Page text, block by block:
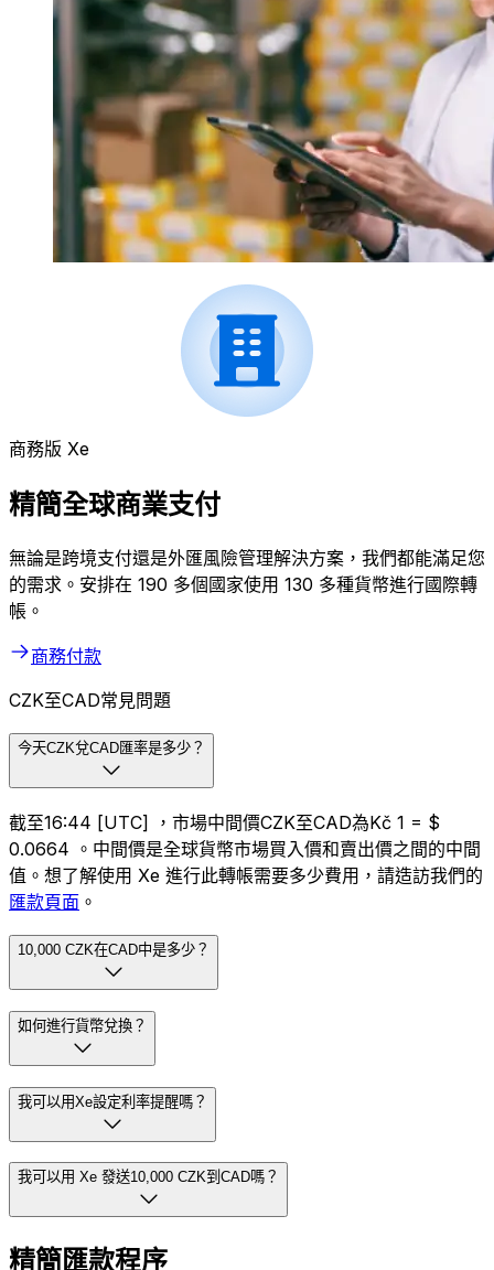
商務版 Xe
精簡全球商業支付
無論是跨境支付還是外匯風險管理解決方案，我們都能滿足您
的需求。安排在 190 多個國家使用 130 多種貨幣進行國際轉
帳。
商務付款
CZK至CAD常見問題
今天CZK兌CAD匯率是多少？
截至16:44 [UTC] ，市場中間價CZK至CAD為Kč 1 = $
0.0664 。中間價是全球貨幣市場買入價和賣出價之間的中間
值。想了解使用 Xe 進行此轉帳需要多少費用，請造訪我們的
匯款頁面 。
10,000 CZK在CAD中是多少？
如何進行貨幣兌換？
我可以用Xe設定利率提醒嗎？
我可以用 Xe 發送10,000 CZK到CAD嗎？
精簡匯款程序